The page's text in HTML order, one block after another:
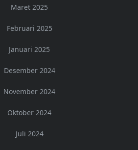
Maret 2025
Februari 2025
Januari 2025
Desember 2024
November 2024
Oktober 2024
Juli 2024